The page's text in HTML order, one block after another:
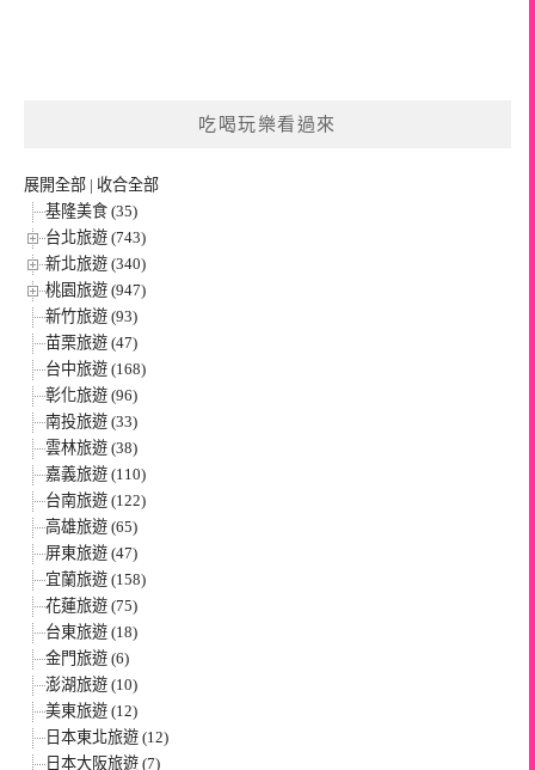
吃喝玩樂看過來
展開全部 | 收合全部
基隆美食 (35)
台北旅遊 (743)
新北旅遊 (340)
桃園旅遊 (947)
新竹旅遊 (93)
苗栗旅遊 (47)
台中旅遊 (168)
彰化旅遊 (96)
南投旅遊 (33)
雲林旅遊 (38)
嘉義旅遊 (110)
台南旅遊 (122)
高雄旅遊 (65)
屏東旅遊 (47)
宜蘭旅遊 (158)
花蓮旅遊 (75)
台東旅遊 (18)
金門旅遊 (6)
澎湖旅遊 (10)
美東旅遊 (12)
日本東北旅遊 (12)
日本大阪旅遊 (7)